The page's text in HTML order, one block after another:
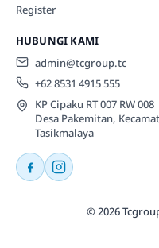
Register
HUBUNGI KAMI
admin@tcgroup.tc
+62 8531 4915 555
KP Cipaku RT 007 RW 008
Desa Pakemitan,
Tasikmalaya
© 2026